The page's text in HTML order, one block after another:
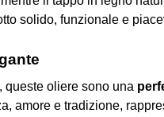
solido, funzionale e
queste oliere sono una
amore e tradizione,